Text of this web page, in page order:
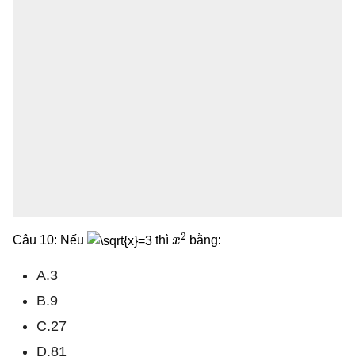
Câu 10: Nếu thì
2
bằng:
A.3
B.9
C.27
D.81